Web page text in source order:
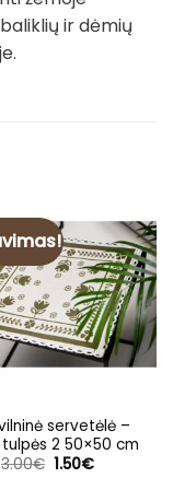
ir dėmių
servetėlė –
tulpės 2 50×50 cm
3.00€ Original
1.50€Current